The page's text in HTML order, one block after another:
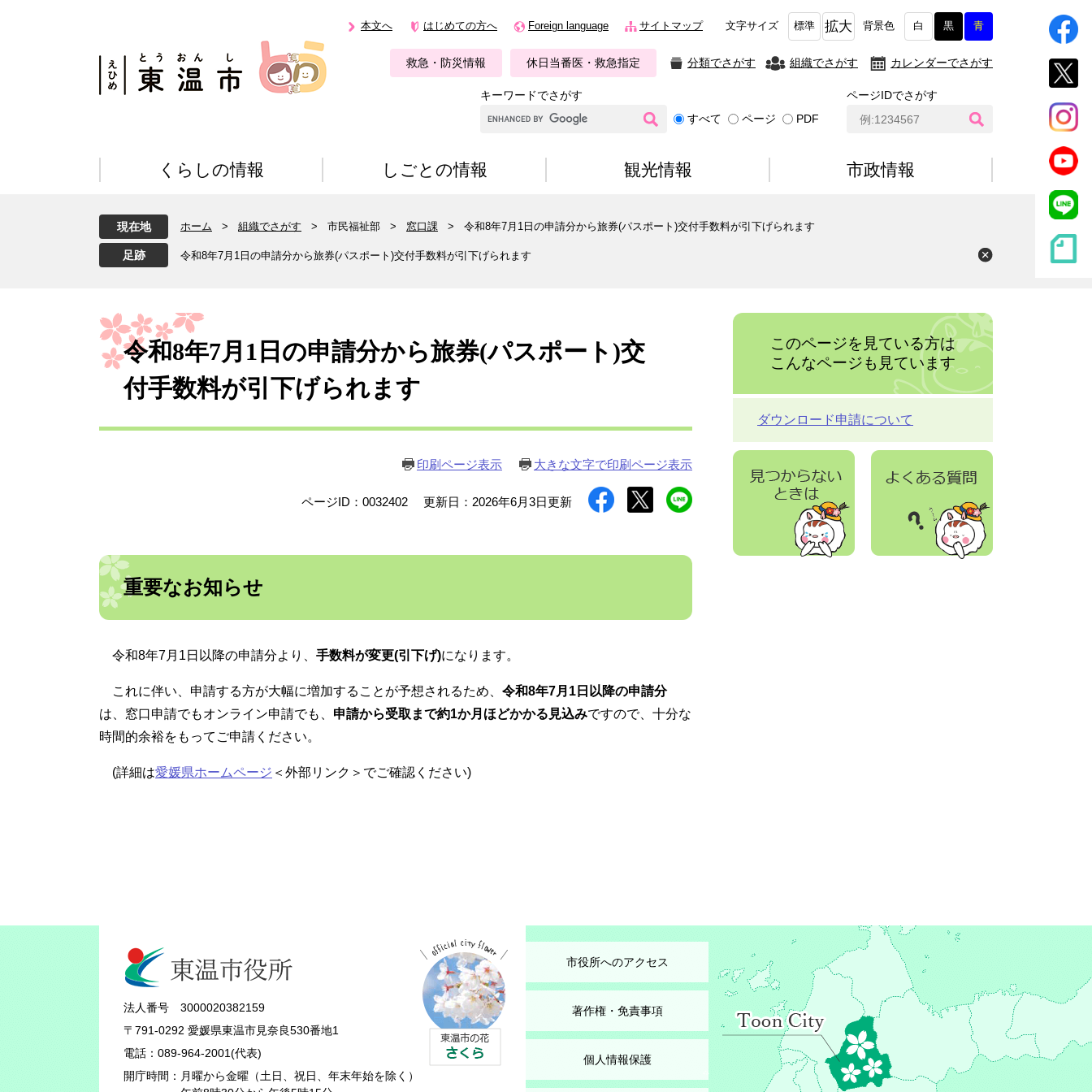
本文へ はじめての方へ Foreign language サイトマップ 文字サイズ 標準 拡大 背景色 白 黒 青
救急・防災情報 休日当番医・救急指定 分類でさがす 組織でさがす カレンダーでさがす
キーワードでさがす
G
g
l
ス
タ
すべて ページ PDF
ページIDでさがす
I
D
くらしの情報 しごとの情報 観光情報 市政情報
現在地 ホーム > 組織でさがす > 市民福祉部 > 窓口課 > 令和8年7月1日の申請分から旅券(パスポート)交付手数料が引下げられます
令和8年7月1日の申請分から旅券(パスポート)交付手数料が引下げられます
本
文
令和8年7月1日の申請分から旅券(パスポート)交
付手数料が引下げられます
印刷ページ表示 大きな文字で印刷ページ表示
ページID：0032402 更新日：2026年6月3日更新
重要なお知らせ
令和8年7月1日以降の申請分より、 手数料が変更(引下げ)になります。
これに伴い、申請する方が大幅に増加することが予想されるため、 令和8年7月1日以降の申請分
は、窓口申請でもオンライン申請でも、 申請から受取まで約1か月ほどかかる見込みですので、十分な
時間的余裕をもってご申請ください。
(詳細は愛媛県ホームページ ＜外部リンク＞ でご確認ください)
このページを見ている方は
こんなページも見ています
ダウンロード申請について
法人番号 3000020382159
〒791-0292 愛媛県東温市見奈良530番地1
電話：089-964-2001(代表)
開庁時間： 月曜から金曜（土日、祝日、年末年始を除く）
市役所へのアクセス
著作権・免責事項
個人情報保護